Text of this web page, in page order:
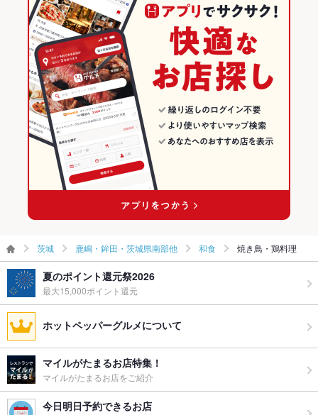
茨城 鹿嶋・鉾田・茨城県南部他 和食 焼き鳥・鶏料理
夏のポイント還元祭2026
最大15,000ポイント還元
ホットペッパーグルメについて
マイルがたまるお店特集！
マイルがたまるお店をご紹介
今日明日予約できるお店